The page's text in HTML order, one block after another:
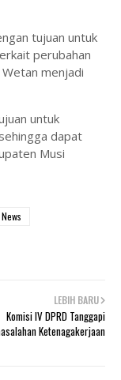
tujuan untuk
perubahan
menjadi
untuk
dapat
Musi
News
LEBIH BARU
Komisi IV DPRD Tanggapi
Ketenagakerjaan